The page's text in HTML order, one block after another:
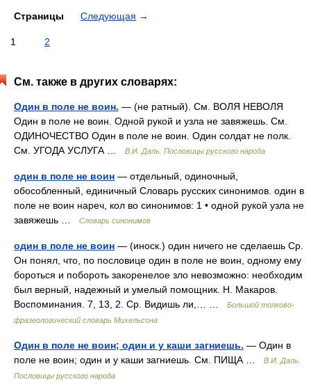
Страницы Следующая →
1 2
См. также в других словарях:
Один в поле не воин. — (не ратный). См. ВОЛЯ НЕВОЛЯ
Один в поле не воин. Одной рукой и узла не завяжешь. См.
ОДИНОЧЕСТВО Один в поле не воин. Один солдат не полк.
См. УГОДА УСЛУГА …
В.И. Даль. Пословицы русского народа
один в поле не воин — отдельный, одиночный,
обособленный, единичный Словарь русских синонимов. один в
поле не воин нареч, кол во синонимов: 1 • одной рукой узла не
завяжешь …
Словарь синонимов
один в поле не воин — (иноск.) один ничего не сделаешь Ср.
Он понял, что, по пословице один в поле не воин, одному ему
бороться и побороть закоренелое зло невозможно: необходим
был верный, надежный и умелый помощник. Н. Макаров.
Воспоминания. 7, 13, 2. Ср. Видишь ли,… …
Большой толково-
фразеологический словарь Михельсона
Один в поле не воин; один и у каши загниешь. — Один в
поле не воин; один и у каши загниешь. См. ПИЩА …
В.И. Даль.
Пословицы русского народа